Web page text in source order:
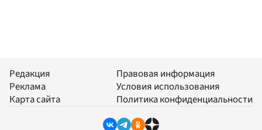
Редакция
Реклама
Карта сайта
Правовая информация
Условия использования
Политика конфиденциальности